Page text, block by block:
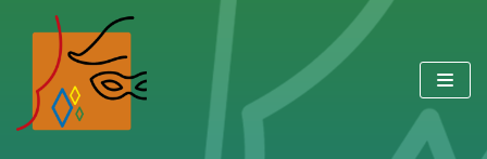
Aller
contenu